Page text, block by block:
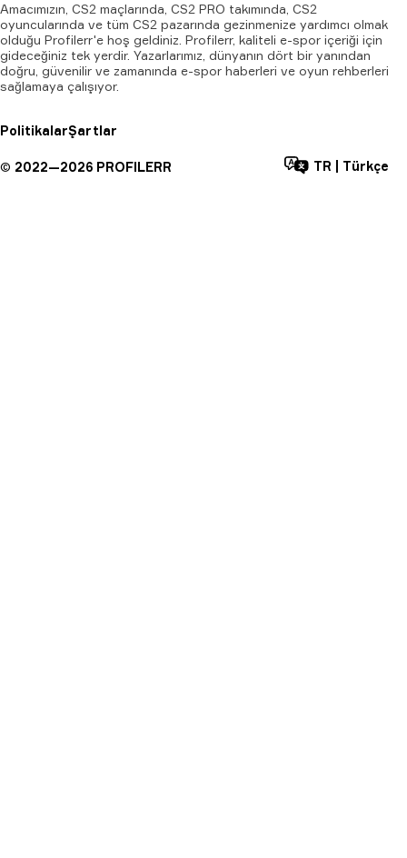
Amacımızın, CS2 maçlarında, CS2 PRO takımında, CS2
oyuncularında ve tüm CS2 pazarında gezinmenize yardımcı olmak
olduğu Profilerr'e hoş geldiniz. Profilerr, kaliteli e-spor içeriği için
gideceğiniz tek yerdir. Yazarlarımız, dünyanın dört bir yanından
doğru, güvenilir ve zamanında e-spor haberleri ve oyun rehberleri
sağlamaya çalışıyor.
PolitikalarŞartlar
© 2022—2026 PROFILERR TR Türkçe